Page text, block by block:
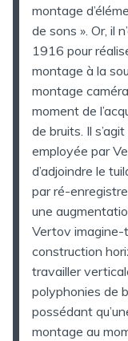
montage
de sons ». Or, il
1916 pour
montage à la
montage
moment de
de bruits. Il
employée par
d’adjoindre le
par ré-
une
Vertov imagine-
construction
travailler
polyphonies de
possédant
montage au